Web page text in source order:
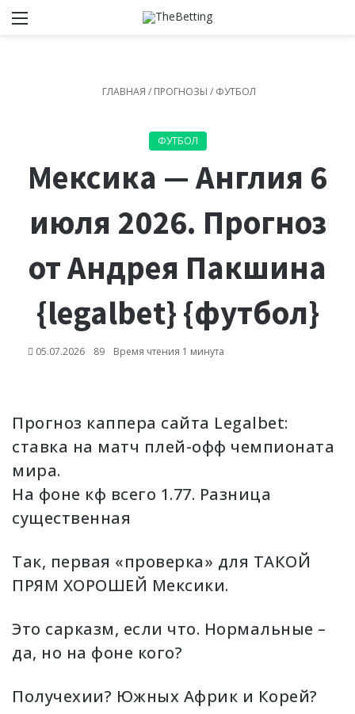
ГЛАВНАЯ / ПРОГНОЗЫ / ФУТБОЛ
ФУТБОЛ
Мексика — Англия 6
июля 2026. Прогноз
от Андрея Пакшина
{legalbet} {футбол}
05.07.2026 89 Время чтения 1 минута
Прогноз каппера сайта Legalbet:
ставка на матч плей-офф чемпионата
мира.
На фоне кф всего 1.77. Разница
существенная
Так, первая «проверка» для ТАКОЙ
ПРЯМ ХОРОШЕЙ Мексики.
Это сарказм, если что. Нормальные –
да, но на фоне кого?
Получехии? Южных Африк и Корей?